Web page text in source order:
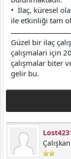
• İlaç, küresel
ile etkinliği tam
Güzel bir ilaç
çalışmalari için
çalışmalar biter
gelir bu.